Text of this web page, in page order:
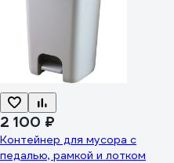
2 100 ₽
Контейнер для мусора с
педалью, рамкой и лотком